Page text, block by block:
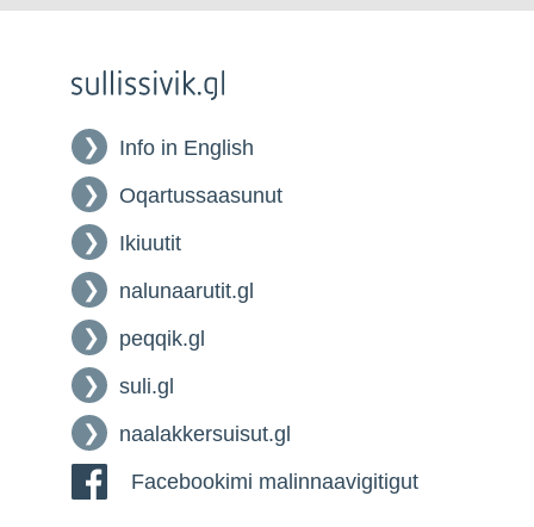
Info in English
Oqartussaasunut
Ikiuutit
nalunaarutit.gl
peqqik.gl
suli.gl
naalakkersuisut.gl
Facebookimi malinnaavigitigut